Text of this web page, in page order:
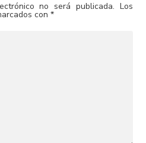
no será publicada. Los
con*